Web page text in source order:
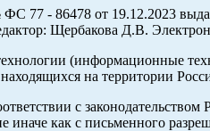
77 - 86478 от 19.12.2023
Щербакова Д.В.
(информационные
на территории
с
как с письменного